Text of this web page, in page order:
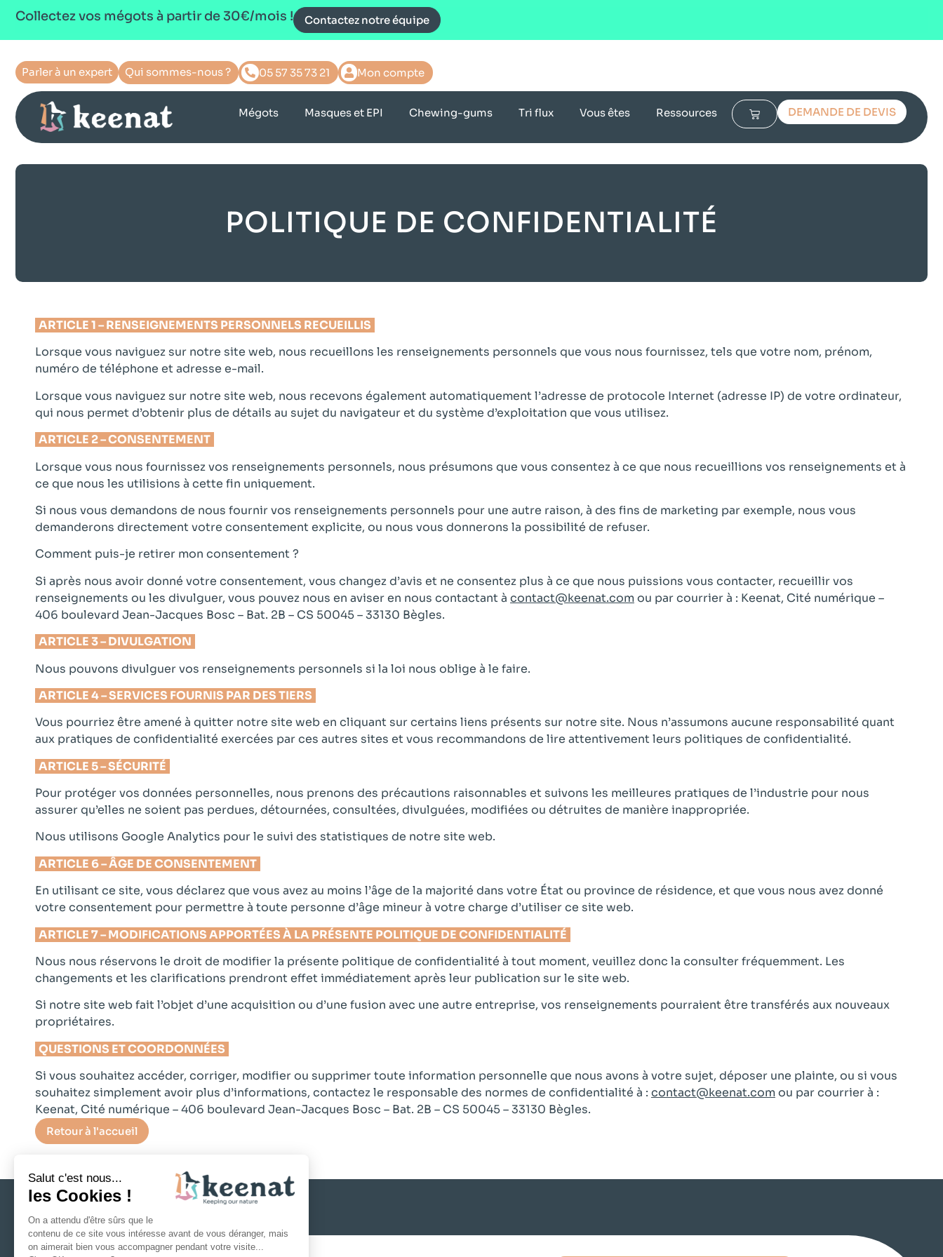
Collectez vos mégots à partir de 30€/mois ! Contactez notre équipe
Parler à un expert Qui sommes-nous ? 05 57 35 73 21 Mon compte
Mégots Masques et EPI Chewing-gums Tri flux Vous êtes Ressources DEMANDE DE DEVIS
POLITIQUE DE CONFIDENTIALITÉ
ARTICLE 1 – RENSEIGNEMENTS PERSONNELS RECUEILLIS
Lorsque vous naviguez sur notre site web, nous recueillons les renseignements personnels que vous nous fournissez, tels que votre nom, prénom,
numéro de téléphone et adresse e-mail.
Lorsque vous naviguez sur notre site web, nous recevons également automatiquement l’adresse de protocole Internet (adresse IP) de votre ordinateur,
qui nous permet d’obtenir plus de détails au sujet du navigateur et du système d’exploitation que vous utilisez.
ARTICLE 2 – CONSENTEMENT
Lorsque vous nous fournissez vos renseignements personnels, nous présumons que vous consentez à ce que nous recueillions vos renseignements et à
ce que nous les utilisions à cette fin uniquement.
Si nous vous demandons de nous fournir vos renseignements personnels pour une autre raison, à des fins de marketing par exemple, nous vous
demanderons directement votre consentement explicite, ou nous vous donnerons la possibilité de refuser.
Comment puis-je retirer mon consentement ?
Si après nous avoir donné votre consentement, vous changez d’avis et ne consentez plus à ce que nous puissions vous contacter, recueillir vos
renseignements ou les divulguer, vous pouvez nous en aviser en nous contactant à contact@keenat.comou par courrier à : Keenat, Cité numérique –
406 boulevard Jean-Jacques Bosc – Bat. 2B – CS 50045 – 33130 Bègles.
ARTICLE 3 – DIVULGATION
Nous pouvons divulguer vos renseignements personnels si la loi nous oblige à le faire.
ARTICLE 4 – SERVICES FOURNIS PAR DES TIERS
Vous pourriez être amené à quitter notre site web en cliquant sur certains liens présents sur notre site. Nous n’assumons aucune responsabilité quant
aux pratiques de confidentialité exercées par ces autres sites et vous recommandons de lire attentivement leurs politiques de confidentialité.
ARTICLE 5 – SÉCURITÉ
Pour protéger vos données personnelles, nous prenons des précautions raisonnables et suivons les meilleures pratiques de l’industrie pour nous
assurer qu’elles ne soient pas perdues, détournées, consultées, divulguées, modifiées ou détruites de manière inappropriée.
Nous utilisons Google Analytics pour le suivi des statistiques de notre site web.
ARTICLE 6 – ÂGE DE CONSENTEMENT
En utilisant ce site, vous déclarez que vous avez au moins l’âge de la majorité dans votre État ou province de résidence, et que vous nous avez donné
votre consentement pour permettre à toute personne d’âge mineur à votre charge d’utiliser ce site web.
ARTICLE 7 – MODIFICATIONS APPORTÉES À LA PRÉSENTE POLITIQUE DE CONFIDENTIALITÉ
Nous nous réservons le droit de modifier la présente politique de confidentialité à tout moment, veuillez donc la consulter fréquemment. Les
changements et les clarifications prendront effet immédiatement après leur publication sur le site web.
Si notre site web fait l’objet d’une acquisition ou d’une fusion avec une autre entreprise, vos renseignements pourraient être transférés aux nouveaux
propriétaires.
QUESTIONS ET COORDONNÉES
Si vous souhaitez accéder, corriger, modifier ou supprimer toute information personnelle que nous avons à votre sujet, déposer une plainte, ou si vous
souhaitez simplement avoir plus d’informations, contactez le responsable des normes de confidentialité à : contact@keenat.comou par courrier à :
Keenat, Cité numérique – 406 boulevard Jean-Jacques Bosc – Bat. 2B – CS 50045 – 33130 Bègles.
Retour à l'accueil